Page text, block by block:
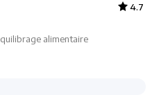
4.7
alimentaire